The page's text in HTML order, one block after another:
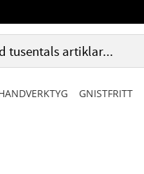
GNISTFRITT